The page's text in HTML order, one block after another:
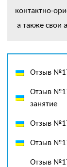
контактно-
а также свои
Отзыв
Отзыв
занятие
Отзыв
Отзыв
Отзыв